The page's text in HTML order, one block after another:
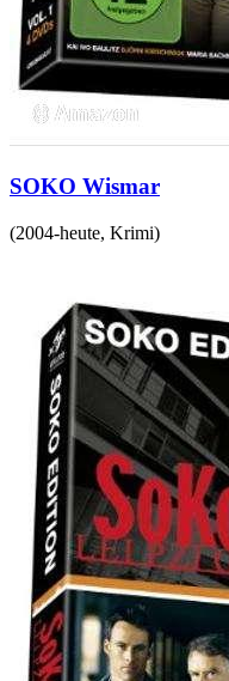
SOKO Wismar
(2004-heute, Krimi)